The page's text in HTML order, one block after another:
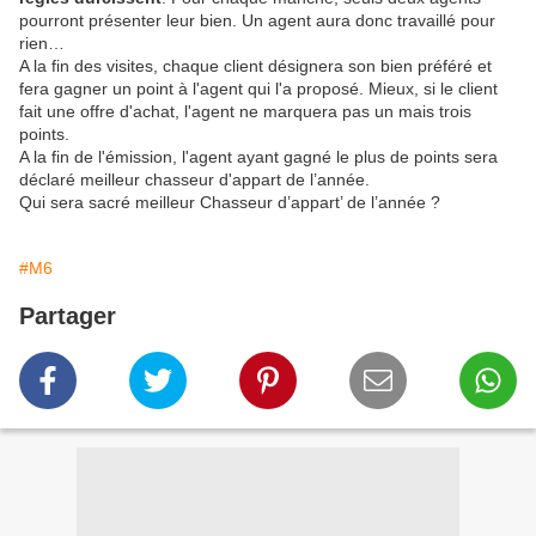
pourront présenter leur bien. Un agent aura donc travaillé pour
rien…
A la fin des visites, chaque client désignera son bien préféré et
fera gagner un point à l'agent qui l'a proposé. Mieux, si le client
fait une offre d'achat, l'agent ne marquera pas un mais trois
points.
A la fin de l'émission, l'agent ayant gagné le plus de points sera
déclaré meilleur chasseur d'appart de l’année.
Qui sera sacré meilleur Chasseur d’appart’ de l’année ?
#M6
Partager